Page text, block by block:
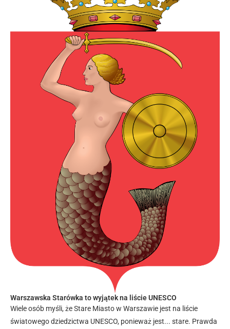
Warszawska Starówka to wyjątek na liście UNESCO
Wiele osób myśli, że Stare Miasto w Warszawie jest na liście
światowego dziedzictwa UNESCO, ponieważ jest... stare. Prawda